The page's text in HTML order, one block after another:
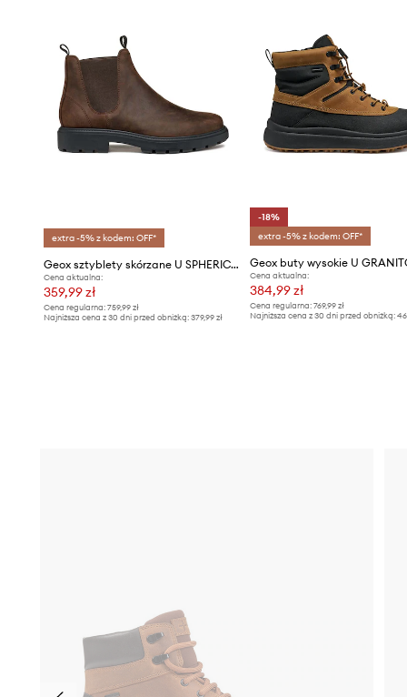
extra -5% z kodem: OFF*
Geox sztyblety skórzane U SPHERICA EC7
Cena aktualna:
359,99 zł
Cena regularna: 759,99 zł
Najniższa cena z 30 dni przed obniżką: 379,99 zł
-18%
extra -5% z kodem: OFF*
Cena aktualna:
384,99 zł
Cena regularna:769,99 zł
Najniższa cena z 30 dni przed obniżką: